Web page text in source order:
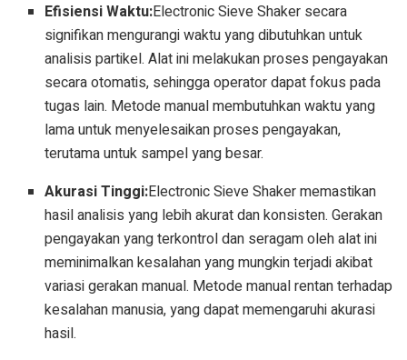
Efisiensi Waktu:Electronic Sieve Shaker secara
signifikan mengurangi waktu yang dibutuhkan untuk
analisis partikel. Alat ini melakukan proses pengayakan
secara otomatis, sehingga operator dapat fokus pada
tugas lain. Metode manual membutuhkan waktu yang
lama untuk menyelesaikan proses pengayakan,
terutama untuk sampel yang besar.
Akurasi Tinggi:Electronic Sieve Shaker memastikan
hasil analisis yang lebih akurat dan konsisten. Gerakan
pengayakan yang terkontrol dan seragam oleh alat ini
meminimalkan kesalahan yang mungkin terjadi akibat
variasi gerakan manual. Metode manual rentan terhadap
kesalahan manusia, yang dapat memengaruhi akurasi
hasil.